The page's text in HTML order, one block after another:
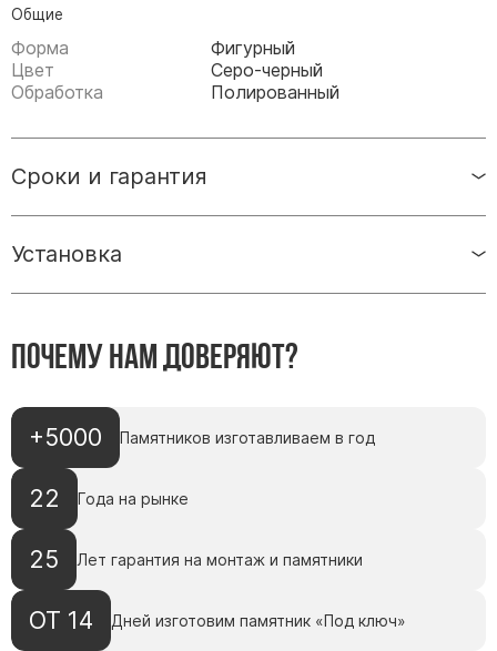
Памятники дочери
Памятники мужчине
Памятники врачу
Памятники Православные
Памятники с воздушным креcтом
Общие
Форма
Фигурный
Цвет
Серо-черный
Обработка
Полированный
Сроки и гарантия
Установка
Почему нам доверяют?
+5000 Памятников изготавливаем в год
22 Года на рынке
25 Лет гарантия на монтаж и памятники
ОТ 14 Дней изготовим памятник «Под ключ»